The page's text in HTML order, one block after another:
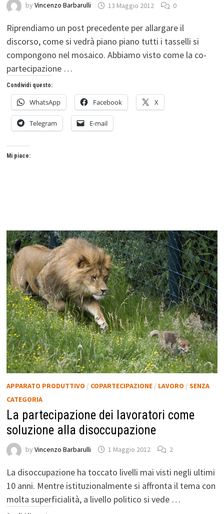
by Vincenzo Barbarulli 13 Maggio 2012 0
Riprendiamo un post precedente per allargare il
discorso, come si vedrà piano piano tutti i tasselli si
compongono nel mosaico. Abbiamo visto come la co-
partecipazione …
Condividi questo:
WhatsApp Facebook X
Telegram E-mail
Mi piace:
APPARATO PRODUTTIVO / COPARTECIPAZIONE/ LAVORO / SENZA
CATEGORIA
La partecipazione dei lavoratori come
soluzione alla disoccupazione
by Vincenzo Barbarulli 1 Maggio 2012 2
La disoccupazione ha toccato livelli mai visti negli ultimi
10 anni. Mentre istituzionalmente si affronta il tema con
molta superficialità, a livello politico si vede …